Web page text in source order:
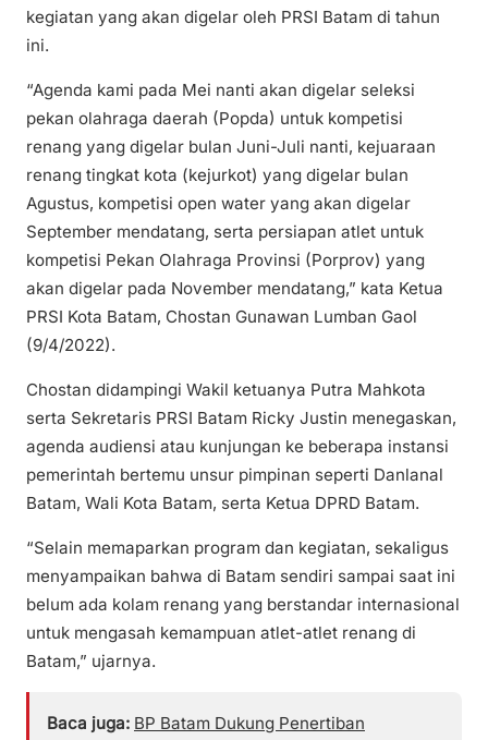
kegiatan yang akan digelar oleh PRSI Batam di tahun
ini.
“Agenda kami pada Mei nanti akan digelar seleksi
pekan olahraga daerah (Popda) untuk kompetisi
renang yang digelar bulan Juni-Juli nanti, kejuaraan
renang tingkat kota (kejurkot) yang digelar bulan
Agustus, kompetisi open water yang akan digelar
September mendatang, serta persiapan atlet untuk
kompetisi Pekan Olahraga Provinsi (Porprov) yang
akan digelar pada November mendatang,” kata Ketua
PRSI Kota Batam, Chostan Gunawan Lumban Gaol
(9/4/2022).
Chostan didampingi Wakil ketuanya Putra Mahkota
serta Sekretaris PRSI Batam Ricky Justin menegaskan,
agenda audiensi atau kunjungan ke beberapa instansi
pemerintah bertemu unsur pimpinan seperti Danlanal
Batam, Wali Kota Batam, serta Ketua DPRD Batam.
“Selain memaparkan program dan kegiatan, sekaligus
menyampaikan bahwa di Batam sendiri sampai saat ini
belum ada kolam renang yang berstandar internasional
untuk mengasah kemampuan atlet-atlet renang di
Batam,” ujarnya.
Baca juga: BP Batam Dukung Penertiban